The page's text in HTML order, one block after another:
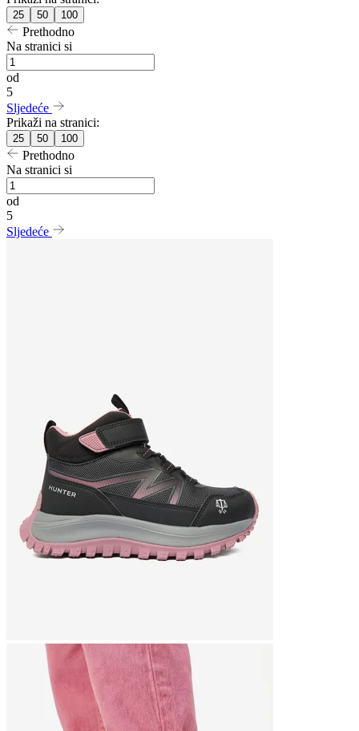
25 50 100
Prethodno
Na stranici si
od
5
Sljedeće
Prikaži na stranici:
25 50 100
Prethodno
Na stranici si
od
5
Sljedeće